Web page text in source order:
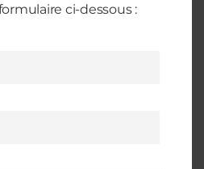
ci-dessous :